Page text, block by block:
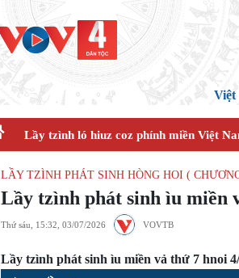
Việt
Lầy tzình ló hiuz coz phính miền Việt
LẦY TZÌNH PHÁT SINH HÒNG HOI (
Lầy tzình phát sinh ìu miền
Thứ sáu, 15:32, 03/07/2026 VOVTB
Lầy tzình phát sinh ìu miền vả thứ 7 hnoi